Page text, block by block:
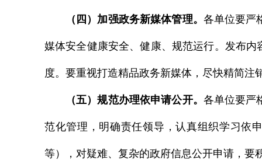
（四）加强政务新媒体管理。 各单位要严
媒体安全健康安全、健康、规范运行。发布
度。要重视打造精品政务新媒体，尽快精简注
（五）规范办理依申请公开。 各单位要严
范化管理，明确责任领导，认真组织学习依
等），对疑难、复杂的政府信息公开申请，要